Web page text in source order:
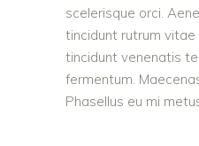
scelerisque orci.
tincidunt rutrum vitae
tincidunt venenatis
fermentum.
Phasellus eu mi